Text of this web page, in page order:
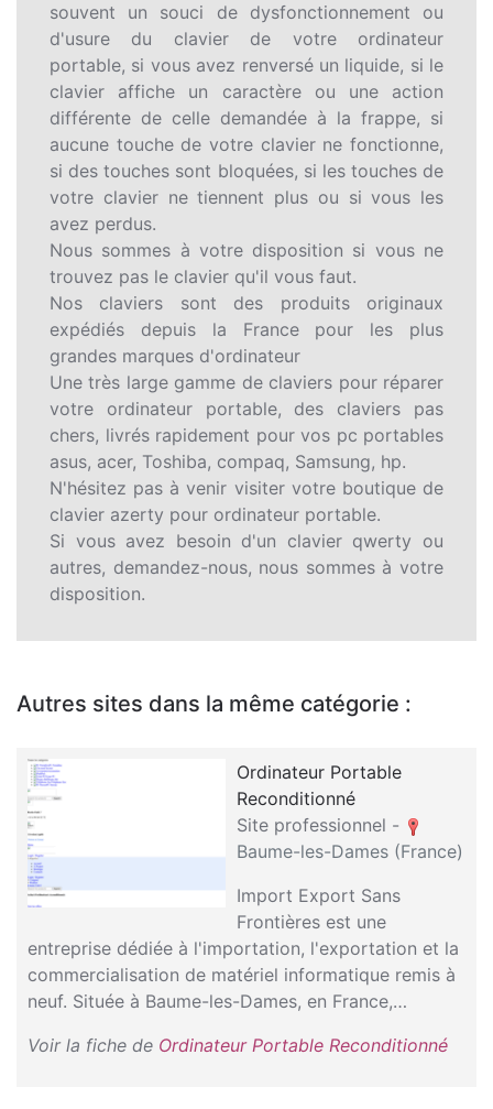
souvent un souci de dysfonctionnement ou
d'usure du clavier de votre ordinateur
portable, si vous avez renversé un liquide, si le
clavier affiche un caractère ou une action
différente de celle demandée à la frappe, si
aucune touche de votre clavier ne fonctionne,
si des touches sont bloquées, si les touches de
votre clavier ne tiennent plus ou si vous les
avez perdus.
Nous sommes à votre disposition si vous ne
trouvez pas le clavier qu'il vous faut.
Nos claviers sont des produits originaux
expédiés depuis la France pour les plus
grandes marques d'ordinateur
Une très large gamme de claviers pour réparer
votre ordinateur portable, des claviers pas
chers, livrés rapidement pour vos pc portables
asus, acer, Toshiba, compaq, Samsung, hp.
N'hésitez pas à venir visiter votre boutique de
clavier azerty pour ordinateur portable.
Si vous avez besoin d'un clavier qwerty ou
autres, demandez-nous, nous sommes à votre
disposition.
Autres sites dans la même catégorie :
Ordinateur Portable
Reconditionné
Site professionnel -
Baume-les-Dames (France)
Import Export Sans
Frontières est une
entreprise dédiée à l'importation, l'exportation et la
commercialisation de matériel informatique remis à
neuf. Située à Baume-les-Dames, en France,…
Voir la fiche de Ordinateur Portable Reconditionné